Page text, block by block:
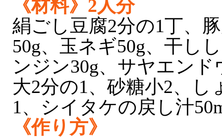
《材料》2人分
絹ごし豆腐2分の1丁、
50g、玉ネギ50g、干し
ンジン30g、サヤエンド
大2分の1、砂糖小2、し
1、シイタケの戻し汁
《作り方》